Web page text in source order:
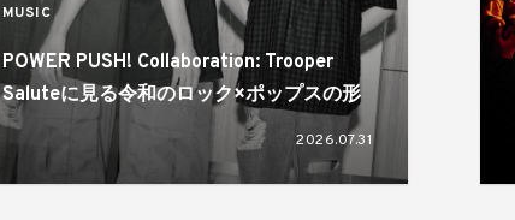
MUSIC
POWER PUSH! Collaboration: Trooper
Saluteに見る令和のロック×ポップスの形
2026.07.31